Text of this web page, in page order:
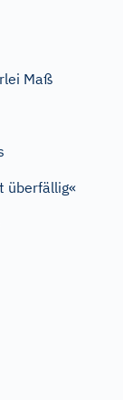
Maß
überfällig«